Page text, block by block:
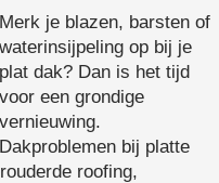
Merk je blazen, barsten of
waterinsijpeling op bij je
plat dak? Dan is het tijd
voor een grondige
vernieuwing.
Dakproblemen bij platte
roofing,